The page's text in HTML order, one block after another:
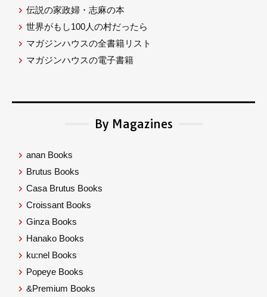
伝説の家政婦・志麻の本
世界がもし100人の村だったら
マガジンハウスの全書籍リスト
マガジンハウスの電子書籍
By Magazines
anan Books
Brutus Books
Casa Brutus Books
Croissant Books
Ginza Books
Hanako Books
ku:nel Books
Popeye Books
&Premium Books